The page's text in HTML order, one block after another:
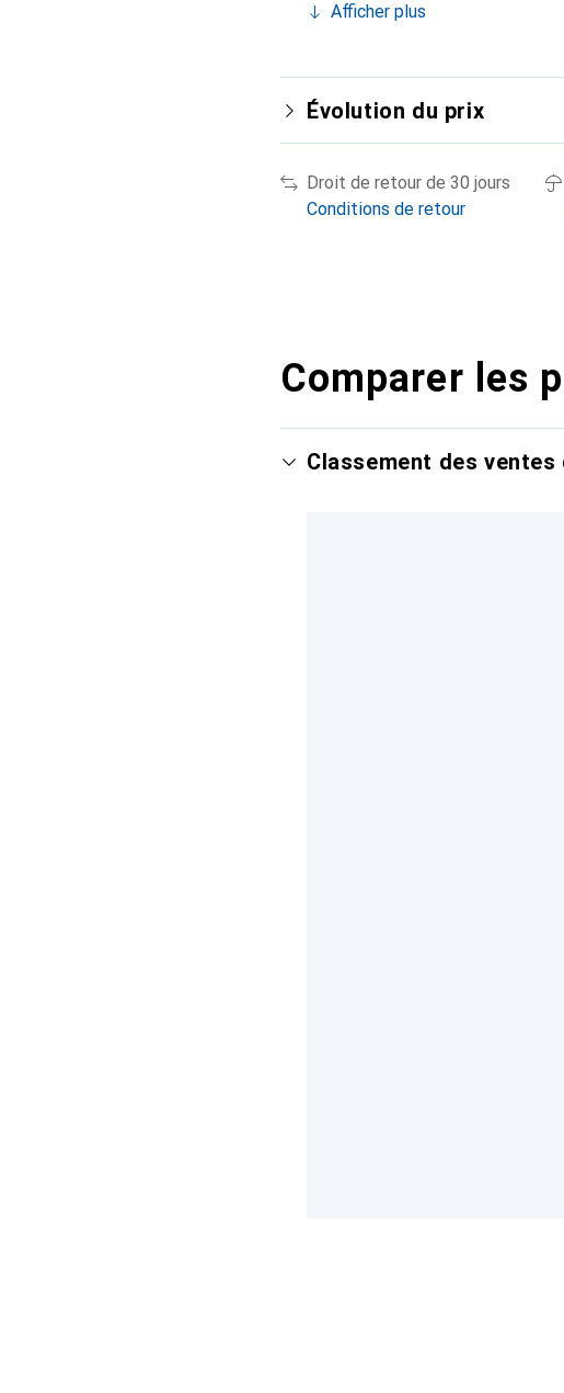
Afficher plus
Évolution du prix
Droit de retour de 30 jours
Conditions de retour
Comparer les
Classement des